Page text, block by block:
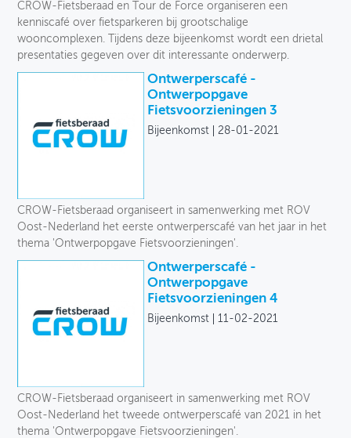
CROW-Fietsberaad en Tour de Force organiseren een
kenniscafé over fietsparkeren bij grootschalige
wooncomplexen. Tijdens deze bijeenkomst wordt een drietal
presentaties gegeven over dit interessante onderwerp.
Ontwerperscafé -
Ontwerpopgave
Fietsvoorzieningen 3
Bijeenkomst 28-01-2021
CROW-Fietsberaad organiseert in samenwerking met ROV
Oost-Nederland het eerste ontwerperscafé van het jaar in het
thema 'Ontwerpopgave Fietsvoorzieningen'.
Ontwerperscafé -
Ontwerpopgave
Fietsvoorzieningen 4
Bijeenkomst 11-02-2021
CROW-Fietsberaad organiseert in samenwerking met ROV
Oost-Nederland het tweede ontwerperscafé van 2021 in het
thema 'Ontwerpopgave Fietsvoorzieningen'.